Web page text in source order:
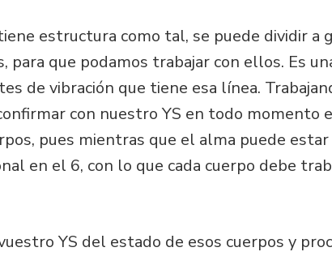
estructura como tal, se puede dividir a
que podamos trabajar con ellos. Es
de vibración que tiene esa línea.
con nuestro YS en todo momento
pues mientras que el alma puede
en el 6, con lo que cada cuerpo debe
YS del estado de esos cuerpos y